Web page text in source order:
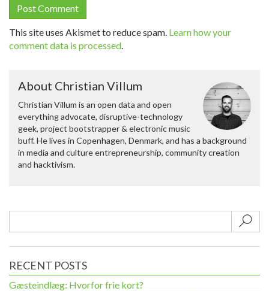
This site uses Akismet to reduce spam. Learn how your
comment data is processed.
About Christian Villum
Christian Villum is an open data and open
everything advocate, disruptive-technology
geek, project bootstrapper & electronic music
buff. He lives in Copenhagen, Denmark, and has a background
in media and culture entrepreneurship, community creation
and hacktivism.
RECENT POSTS
Gæsteindlæg: Hvorfor frie kort?